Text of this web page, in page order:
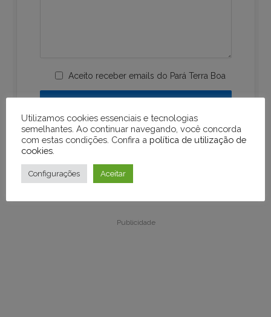
Aceito receber emails do Pará Terra Boa
Publicidade
Publicidade
Utilizamos cookies essenciais e tecnologias
semelhantes. Ao continuar navegando, você concorda
com estas condições. Confira a política de utilização de
cookies
Configurações Aceitar